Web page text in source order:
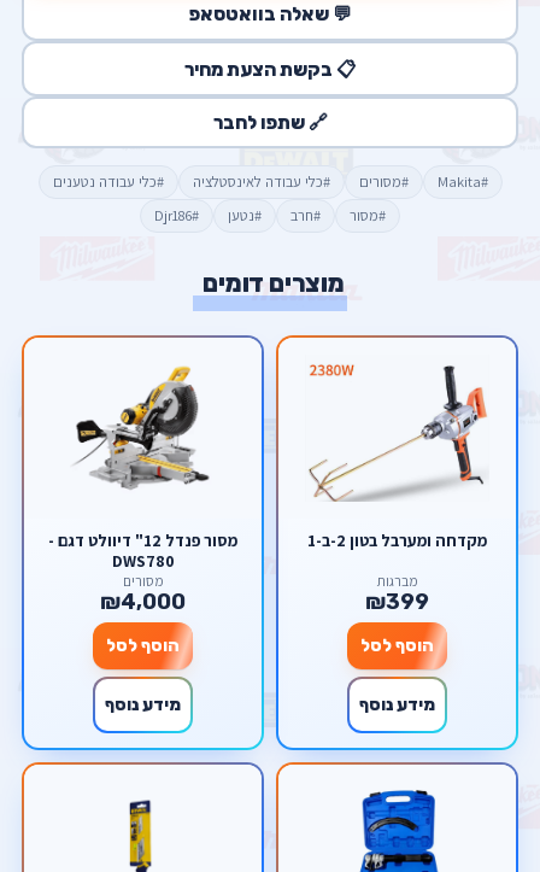
💬 שאלה בוואטסאפ
📋 בקשת הצעת מחיר
🔗 שתפו לחבר
#Makita #מסורים #כלי עבודה לאינסטלציה
#כלי עבודה נטענים
#מסור
#חרב #נטען #Djr186
מוצרים דומים
מקדחה ומערבל בטון 2-ב-1
מברגות
₪399
הוסף לסל
מידע נוסף
מסור פנדל 12" דיוולט דגם -
DWS780
מסורים
₪4,000
הוסף לסל
מידע נוסף